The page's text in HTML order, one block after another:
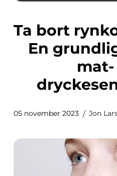
Ta bort rynkor i pannan –
En
05 november 2023 Jon